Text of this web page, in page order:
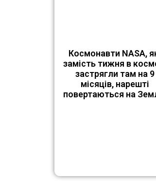
Космонавти NASA,
замість тижня в
застрягли там на 9
місяців, нарешті
повертаються на